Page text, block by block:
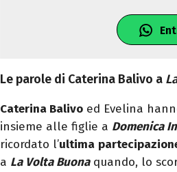
Le parole di Caterina Balivo a
Caterina Balivo ed Evelina
insieme alle figlie a Domenica In
ricordato l’ultima
a La Volta Buonaquando, lo